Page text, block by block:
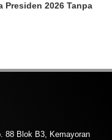
Presiden 2026 Tanpa
88 Blok B3, Kemayoran